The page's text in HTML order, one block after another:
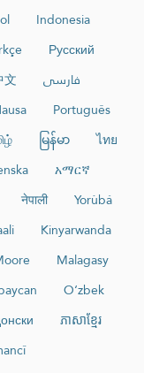
Indonesia
Русский
فارسی
Português
မြန်မာ
ไทย
አማርኛ
नेपाली
Yorùbá
Kinyarwanda
Malagasy
O‘zbek
ភាសាខ្មែរ